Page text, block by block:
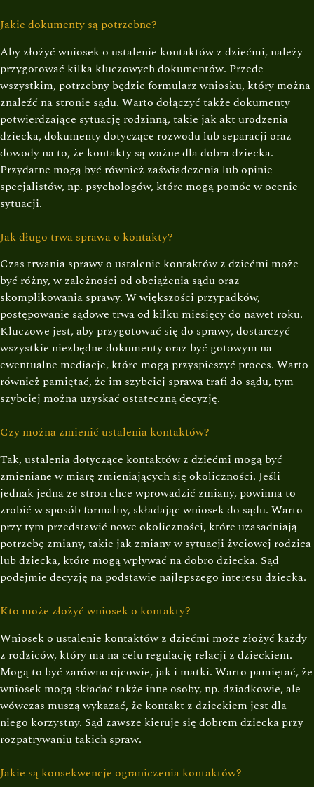
Jakie dokumenty są potrzebne?
Aby złożyć wniosek o ustalenie kontaktów z dziećmi, należy
przygotować kilka kluczowych dokumentów. Przede
wszystkim, potrzebny będzie formularz wniosku, który można
znaleźć na stronie sądu. Warto dołączyć także dokumenty
potwierdzające sytuację rodzinną, takie jak akt urodzenia
dziecka, dokumenty dotyczące rozwodu lub separacji oraz
dowody na to, że kontakty są ważne dla dobra dziecka.
Przydatne mogą być również zaświadczenia lub opinie
specjalistów, np. psychologów, które mogą pomóc w ocenie
sytuacji.
Jak długo trwa sprawa o kontakty?
Czas trwania sprawy o ustalenie kontaktów z dziećmi może
być różny, w zależności od obciążenia sądu oraz
skomplikowania sprawy. W większości przypadków,
postępowanie sądowe trwa od kilku miesięcy do nawet roku.
Kluczowe jest, aby przygotować się do sprawy, dostarczyć
wszystkie niezbędne dokumenty oraz być gotowym na
ewentualne mediacje, które mogą przyspieszyć proces. Warto
również pamiętać, że im szybciej sprawa trafi do sądu, tym
szybciej można uzyskać ostateczną decyzję.
Czy można zmienić ustalenia kontaktów?
Tak, ustalenia dotyczące kontaktów z dziećmi mogą być
zmieniane w miarę zmieniających się okoliczności. Jeśli
jednak jedna ze stron chce wprowadzić zmiany, powinna to
zrobić w sposób formalny, składając wniosek do sądu. Warto
przy tym przedstawić nowe okoliczności, które uzasadniają
potrzebę zmiany, takie jak zmiany w sytuacji życiowej rodzica
lub dziecka, które mogą wpływać na dobro dziecka. Sąd
podejmie decyzję na podstawie najlepszego interesu dziecka.
Kto może złożyć wniosek o kontakty?
Wniosek o ustalenie kontaktów z dziećmi może złożyć każdy
z rodziców, który ma na celu regulację relacji z dzieckiem.
Mogą to być zarówno ojcowie, jak i matki. Warto pamiętać, że
wniosek mogą składać także inne osoby, np. dziadkowie, ale
wówczas muszą wykazać, że kontakt z dzieckiem jest dla
niego korzystny. Sąd zawsze kieruje się dobrem dziecka przy
rozpatrywaniu takich spraw.
Jakie są konsekwencje ograniczenia kontaktów?